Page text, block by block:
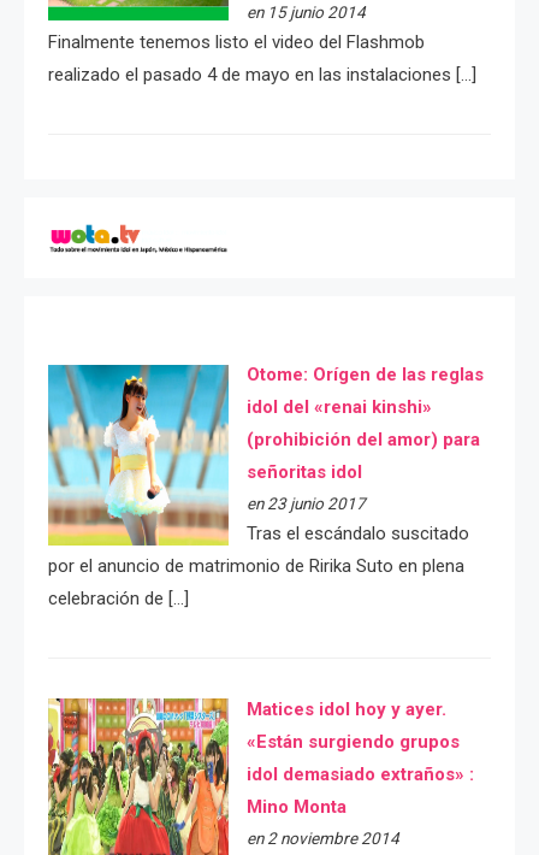
en 15 junio 2014
Finalmente tenemos listo el video del Flashmob
realizado el pasado 4 de mayo en las instalaciones […]
Otome: Orígen de las reglas
idol del «renai kinshi»
(prohibición del amor) para
señoritas idol
en 23 junio 2017
Tras el escándalo suscitado
por el anuncio de matrimonio de Ririka Suto en plena
celebración de […]
Matices idol hoy y ayer.
«Están surgiendo grupos
idol demasiado extraños» :
Mino Monta
en 2 noviembre 2014